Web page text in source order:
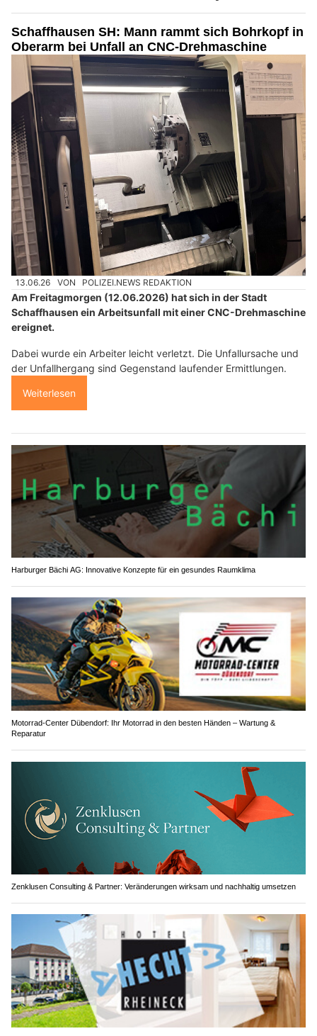
Schaffhausen SH: Mann rammt sich Bohrkopf in
Oberarm bei Unfall an CNC-Drehmaschine
13.06.26 VON POLIZEI.NEWS REDAKTION
Am Freitagmorgen (12.06.2026) hat sich in der Stadt
Schaffhausen ein Arbeitsunfall mit einer CNC-Drehmaschine
ereignet.
Dabei wurde ein Arbeiter leicht verletzt. Die Unfallursache und
der Unfallhergang sind Gegenstand laufender Ermittlungen.
Weiterlesen
Harburger Bächi AG: Innovative Konzepte für ein gesundes Raumklima
Motorrad-Center Dübendorf: Ihr Motorrad in den besten Händen – Wartung &
Reparatur
Zenklusen Consulting & Partner: Veränderungen wirksam und nachhaltig umsetzen